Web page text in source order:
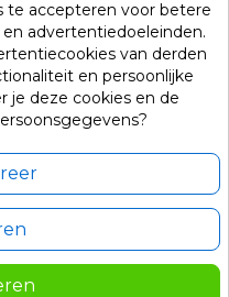
te accepteren voor betere
advertentiedoeleinden.
van derden
en persoonlijke
je deze cookies en de